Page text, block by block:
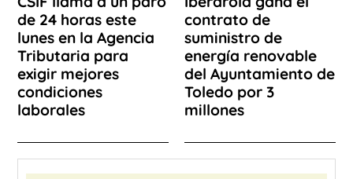
de 24 horas este
lunes en la Agencia
Tributaria para
exigir mejores
condiciones
laborales
contrato de
suministro de
energía renovable
del Ayuntamiento de
Toledo por 3
millones